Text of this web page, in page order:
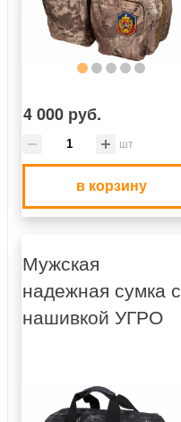
4 000 руб.
шт
в корзину
Мужская
надежная сумка с
нашивкой УГРО